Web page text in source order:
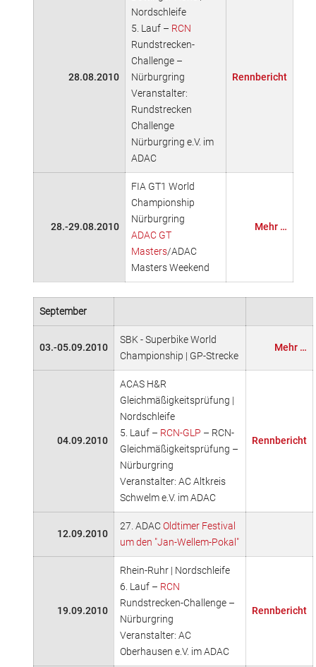
28.08.2010
Nordschleife
5. Lauf – RCN
Rundstrecken-
Challenge –
Nürburgring
Veranstalter:
Rundstrecken
Challenge
Nürburgring e.V. im
ADAC
Rennbericht
28.-29.08.2010
FIA GT1 World
Championship
Nürburgring
ADAC GT
Masters/ADAC
Masters Weekend
Mehr …
September
03.-05.09.2010
SBK - Superbike World
Championship | GP-Strecke
Mehr …
04.09.2010
ACAS H&R
Gleichmäßigkeitsprüfung |
Nordschleife
5. Lauf – RCN-GLP – RCN-
Gleichmäßigkeitsprüfung –
Nürburgring
Veranstalter: AC Altkreis
Schwelm e.V. im ADAC
Rennbericht
12.09.2010
27. ADACOldtimer Festival
um den "Jan-Wellem-Pokal"
19.09.2010
Rhein-Ruhr | Nordschleife
6. Lauf – RCN
Rundstrecken-Challenge –
Nürburgring
Veranstalter: AC
Oberhausen e.V. im ADAC
Rennbericht